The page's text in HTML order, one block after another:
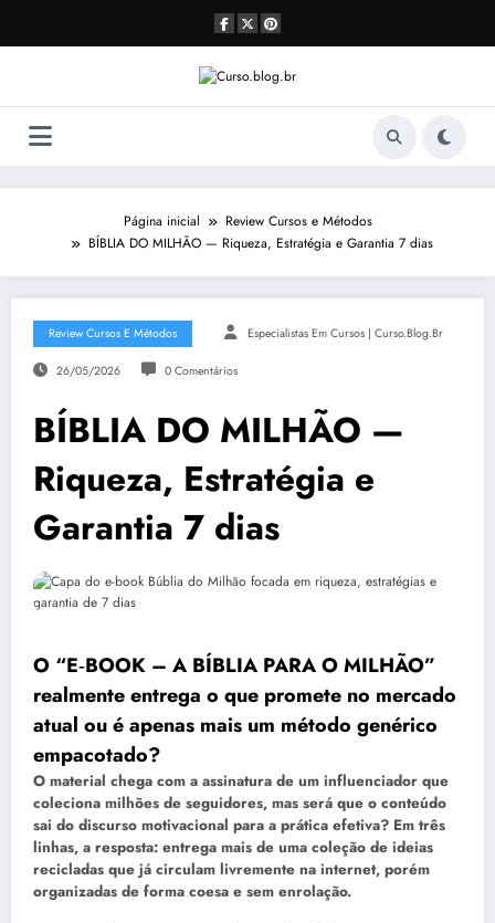
o
Página inicial
Review Cursos e Métodos
BÍBLIA DO MILHÃO — Riqueza, Estratégia e Garantia 7 dias
Review Cursos E Métodos Especialistas Em Cursos | Curso.blog.br
26/05/2026 0 Comentários
BÍBLIA DO MILHÃO —
Riqueza, Estratégia e
Garantia 7 dias
O “E‑BOOK – A BÍBLIA PARA O MILHÃO”
realmente entrega o que promete no mercado
atual ou é apenas mais um método genérico
empacotado?
O material chega com a assinatura de um influenciador que
coleciona milhões de seguidores, mas será que o conteúdo
sai do discurso motivacional para a prática efetiva? Em três
linhas, a resposta: entrega mais de uma coleção de ideias
recicladas que já circulam livremente na internet, porém
organizadas de forma coesa e sem enrolação.